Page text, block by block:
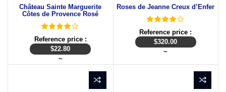
Château Sainte Marguerite
Côtes de Provence Rosé
Reference price :
$22.80
~
Roses de Jeanne Creux d’Enfer
Reference price :
$320.00
~